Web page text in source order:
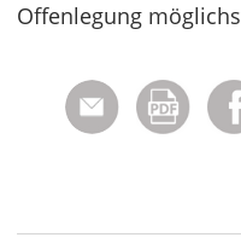
Offenlegung